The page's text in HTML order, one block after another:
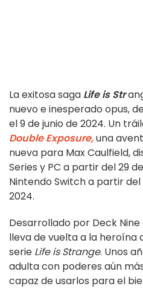
La exitosa saga Life is Str
nuevo e inesperado opus,
el 9 de junio de 2024. Un
Double Exposure,una
nueva para Max Caulfield,
Series y PC a partir del 29
Nintendo Switch a partir
2024.
Desarrollado por Deck
lleva de vuelta a la heroína
serie Life is Strange. Unos
adulta con poderes aún
capaz de usarlos para el